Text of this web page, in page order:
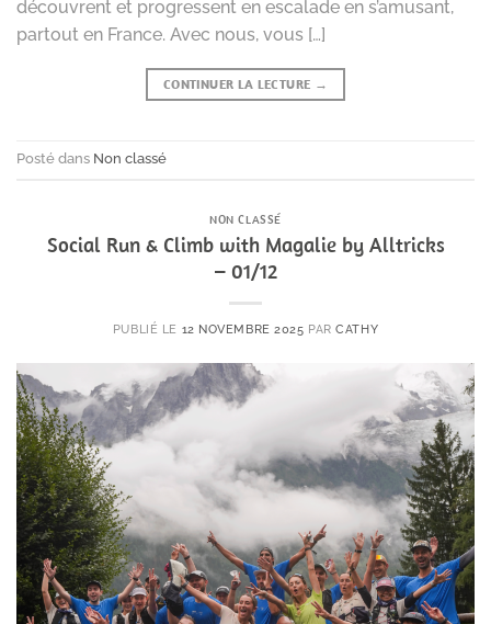
découvrent et progressent en escalade en s’amusant,
partout en France. Avec nous, vous […]
CONTINUER LA LECTURE →
Posté dans Non classé
NON CLASSÉ
Social Run & Climb with Magalie by Alltricks
– 01/12
PUBLIÉ LE 12 NOVEMBRE 2025 PARCATHY